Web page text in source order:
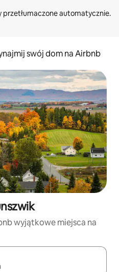
swój dom na Airbnb
wyjątkowe miejsca na
poruszać się po nich za